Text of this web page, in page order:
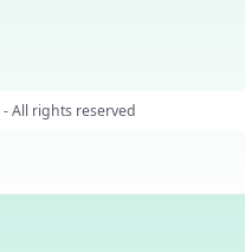
- All rights reserved